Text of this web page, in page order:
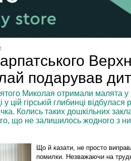
подарував
Миколая отримали малята у
цій гірській глибинці
Колись таких дошкільних
що не залишилось жодного з
Що й казати, не просто
помилки. Незважаючи на